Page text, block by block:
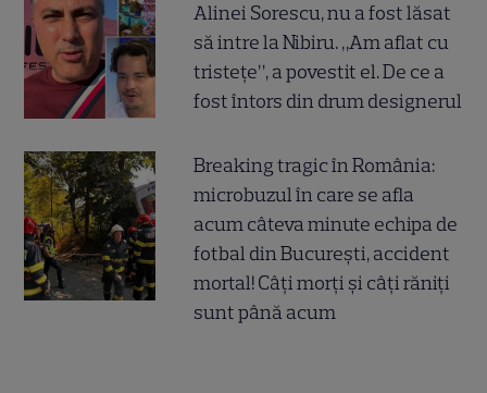
Alinei Sorescu, nu a fost lăsat
să intre la Nibiru. „Am aflat cu
tristețe”, a povestit el. De ce a
fost întors din drum designerul
Breaking tragic în România:
microbuzul în care se afla
acum câteva minute echipa de
fotbal din București, accident
mortal! Câți morți și câți răniți
sunt până acum